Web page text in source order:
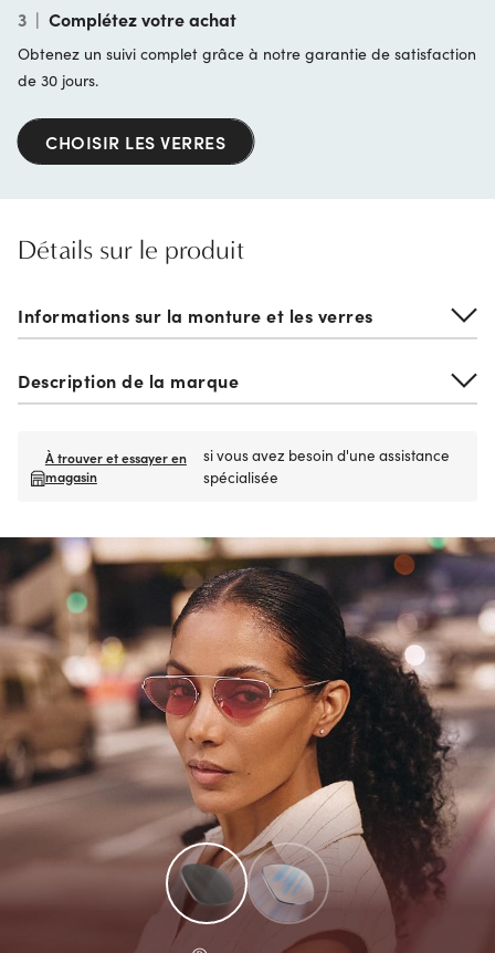
3 | Complétez votre achat
Obtenez un suivi complet grâce à notre garantie de satisfaction
de 30 jours.
CHOISIR LES VERRES
Détails sur le produit
Informations sur la monture et les verres
Description de la marque
À trouver et essayer en
magasin
si vous avez besoin d'une assistance
spécialisée